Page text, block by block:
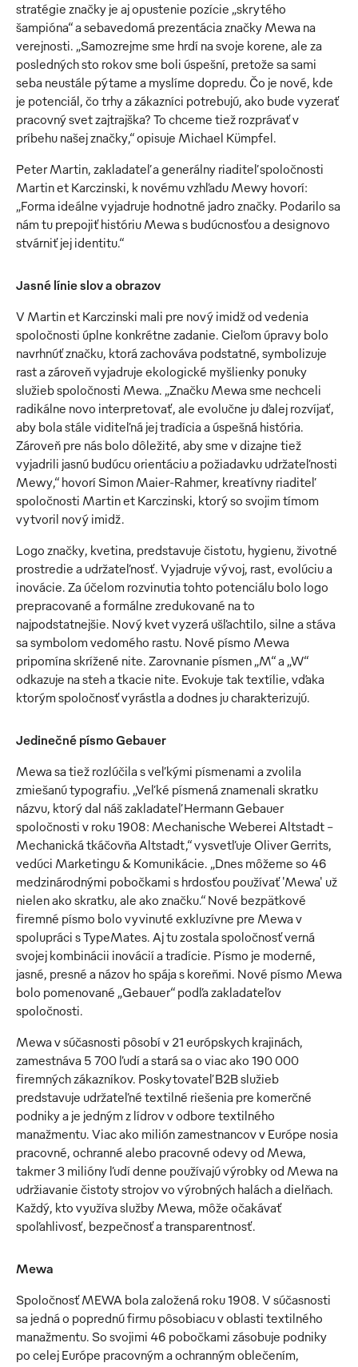
stratégie značky je aj opustenie pozície „skrytého
šampióna“ a sebavedomá prezentácia značky Mewa na
verejnosti. „Samozrejme sme hrdí na svoje korene, ale za
posledných sto rokov sme boli úspešní, pretože sa sami
seba neustále pýtame a myslíme dopredu. Čo je nové, kde
je potenciál, čo trhy a zákazníci potrebujú, ako bude vyzerať
pracovný svet zajtrajška? To chceme tiež rozprávať v
príbehu našej značky,“ opisuje Michael Kümpfel.
Peter Martin, zakladateľ a generálny riaditeľ spoločnosti
Martin et Karczinski, k novému vzhľadu Mewy hovorí:
„Forma ideálne vyjadruje hodnotné jadro značky. Podarilo sa
nám tu prepojiť históriu Mewa s budúcnosťou a designovo
stvárniť jej identitu.“
Jasné línie slov a obrazov
V Martin et Karczinski mali pre nový imidž od vedenia
spoločnosti úplne konkrétne zadanie. Cieľom úpravy bolo
navrhnúť značku, ktorá zachováva podstatné, symbolizuje
rast a zároveň vyjadruje ekologické myšlienky ponuky
služieb spoločnosti Mewa. „Značku Mewa sme nechceli
radikálne novo interpretovať, ale evolučne ju ďalej rozvíjať,
aby bola stále viditeľná jej tradícia a úspešná história.
Zároveň pre nás bolo dôležité, aby sme v dizajne tiež
vyjadrili jasnú budúcu orientáciu a požiadavku udržateľnosti
Mewy,“ hovorí Simon Maier-Rahmer, kreatívny riaditeľ
spoločnosti Martin et Karczinski, ktorý so svojim tímom
vytvoril nový imidž.
Logo značky, kvetina, predstavuje čistotu, hygienu, životné
prostredie a udržateľnosť. Vyjadruje vývoj, rast, evolúciu a
inovácie. Za účelom rozvinutia tohto potenciálu bolo logo
prepracované a formálne zredukované na to
najpodstatnejšie. Nový kvet vyzerá ušľachtilo, silne a stáva
sa symbolom vedomého rastu. Nové písmo Mewa
pripomína skrížené nite. Zarovnanie písmen „M“ a „W“
odkazuje na steh a tkacie nite. Evokuje tak textílie, vďaka
ktorým spoločnosť vyrástla a dodnes ju charakterizujú.
Jedinečné písmo Gebauer
Mewa sa tiež rozlúčila s veľkými písmenami a zvolila
zmiešanú typografiu. „Veľké písmená znamenali skratku
názvu, ktorý dal náš zakladateľ Hermann Gebauer
spoločnosti v roku 1908: Mechanische Weberei Altstadt –
Mechanická tkáčovňa Altstadt,“ vysvetľuje Oliver Gerrits,
vedúci Marketingu & Komunikácie. „Dnes môžeme so 46
medzinárodnými pobočkami s hrdosťou používať 'Mewa' už
nielen ako skratku, ale ako značku.“ Nové bezpätkové
firemné písmo bolo vyvinuté exkluzívne pre Mewa v
spolupráci s TypeMates. Aj tu zostala spoločnosť verná
svojej kombinácii inovácií a tradície. Písmo je moderné,
jasné, presné a názov ho spája s koreňmi. Nové písmo Mewa
bolo pomenované „Gebauer“ podľa zakladateľov
spoločnosti.
Mewa v súčasnosti pôsobí v 21 európskych krajinách,
zamestnáva 5 700 ľudí a stará sa o viac ako 190 000
firemných zákazníkov. Poskytovateľ B2B služieb
predstavuje udržateľné textilné riešenia pre komerčné
podniky a je jedným z lídrov v odbore textilného
manažmentu. Viac ako milión zamestnancov v Európe nosia
pracovné, ochranné alebo pracovné odevy od Mewa,
takmer 3 milióny ľudí denne používajú výrobky od Mewa na
udržiavanie čistoty strojov vo výrobných halách a dielňach.
Každý, kto využíva služby Mewa, môže očakávať
spoľahlivosť, bezpečnosť a transparentnosť.
Mewa
Spoločnosť MEWA bola založená roku 1908. V súčasnosti
sa jedná o poprednú firmu pôsobiacu v oblasti textilného
manažmentu. So svojimi 46 pobočkami zásobuje podniky
po celej Európe pracovným a ochranným oblečením,